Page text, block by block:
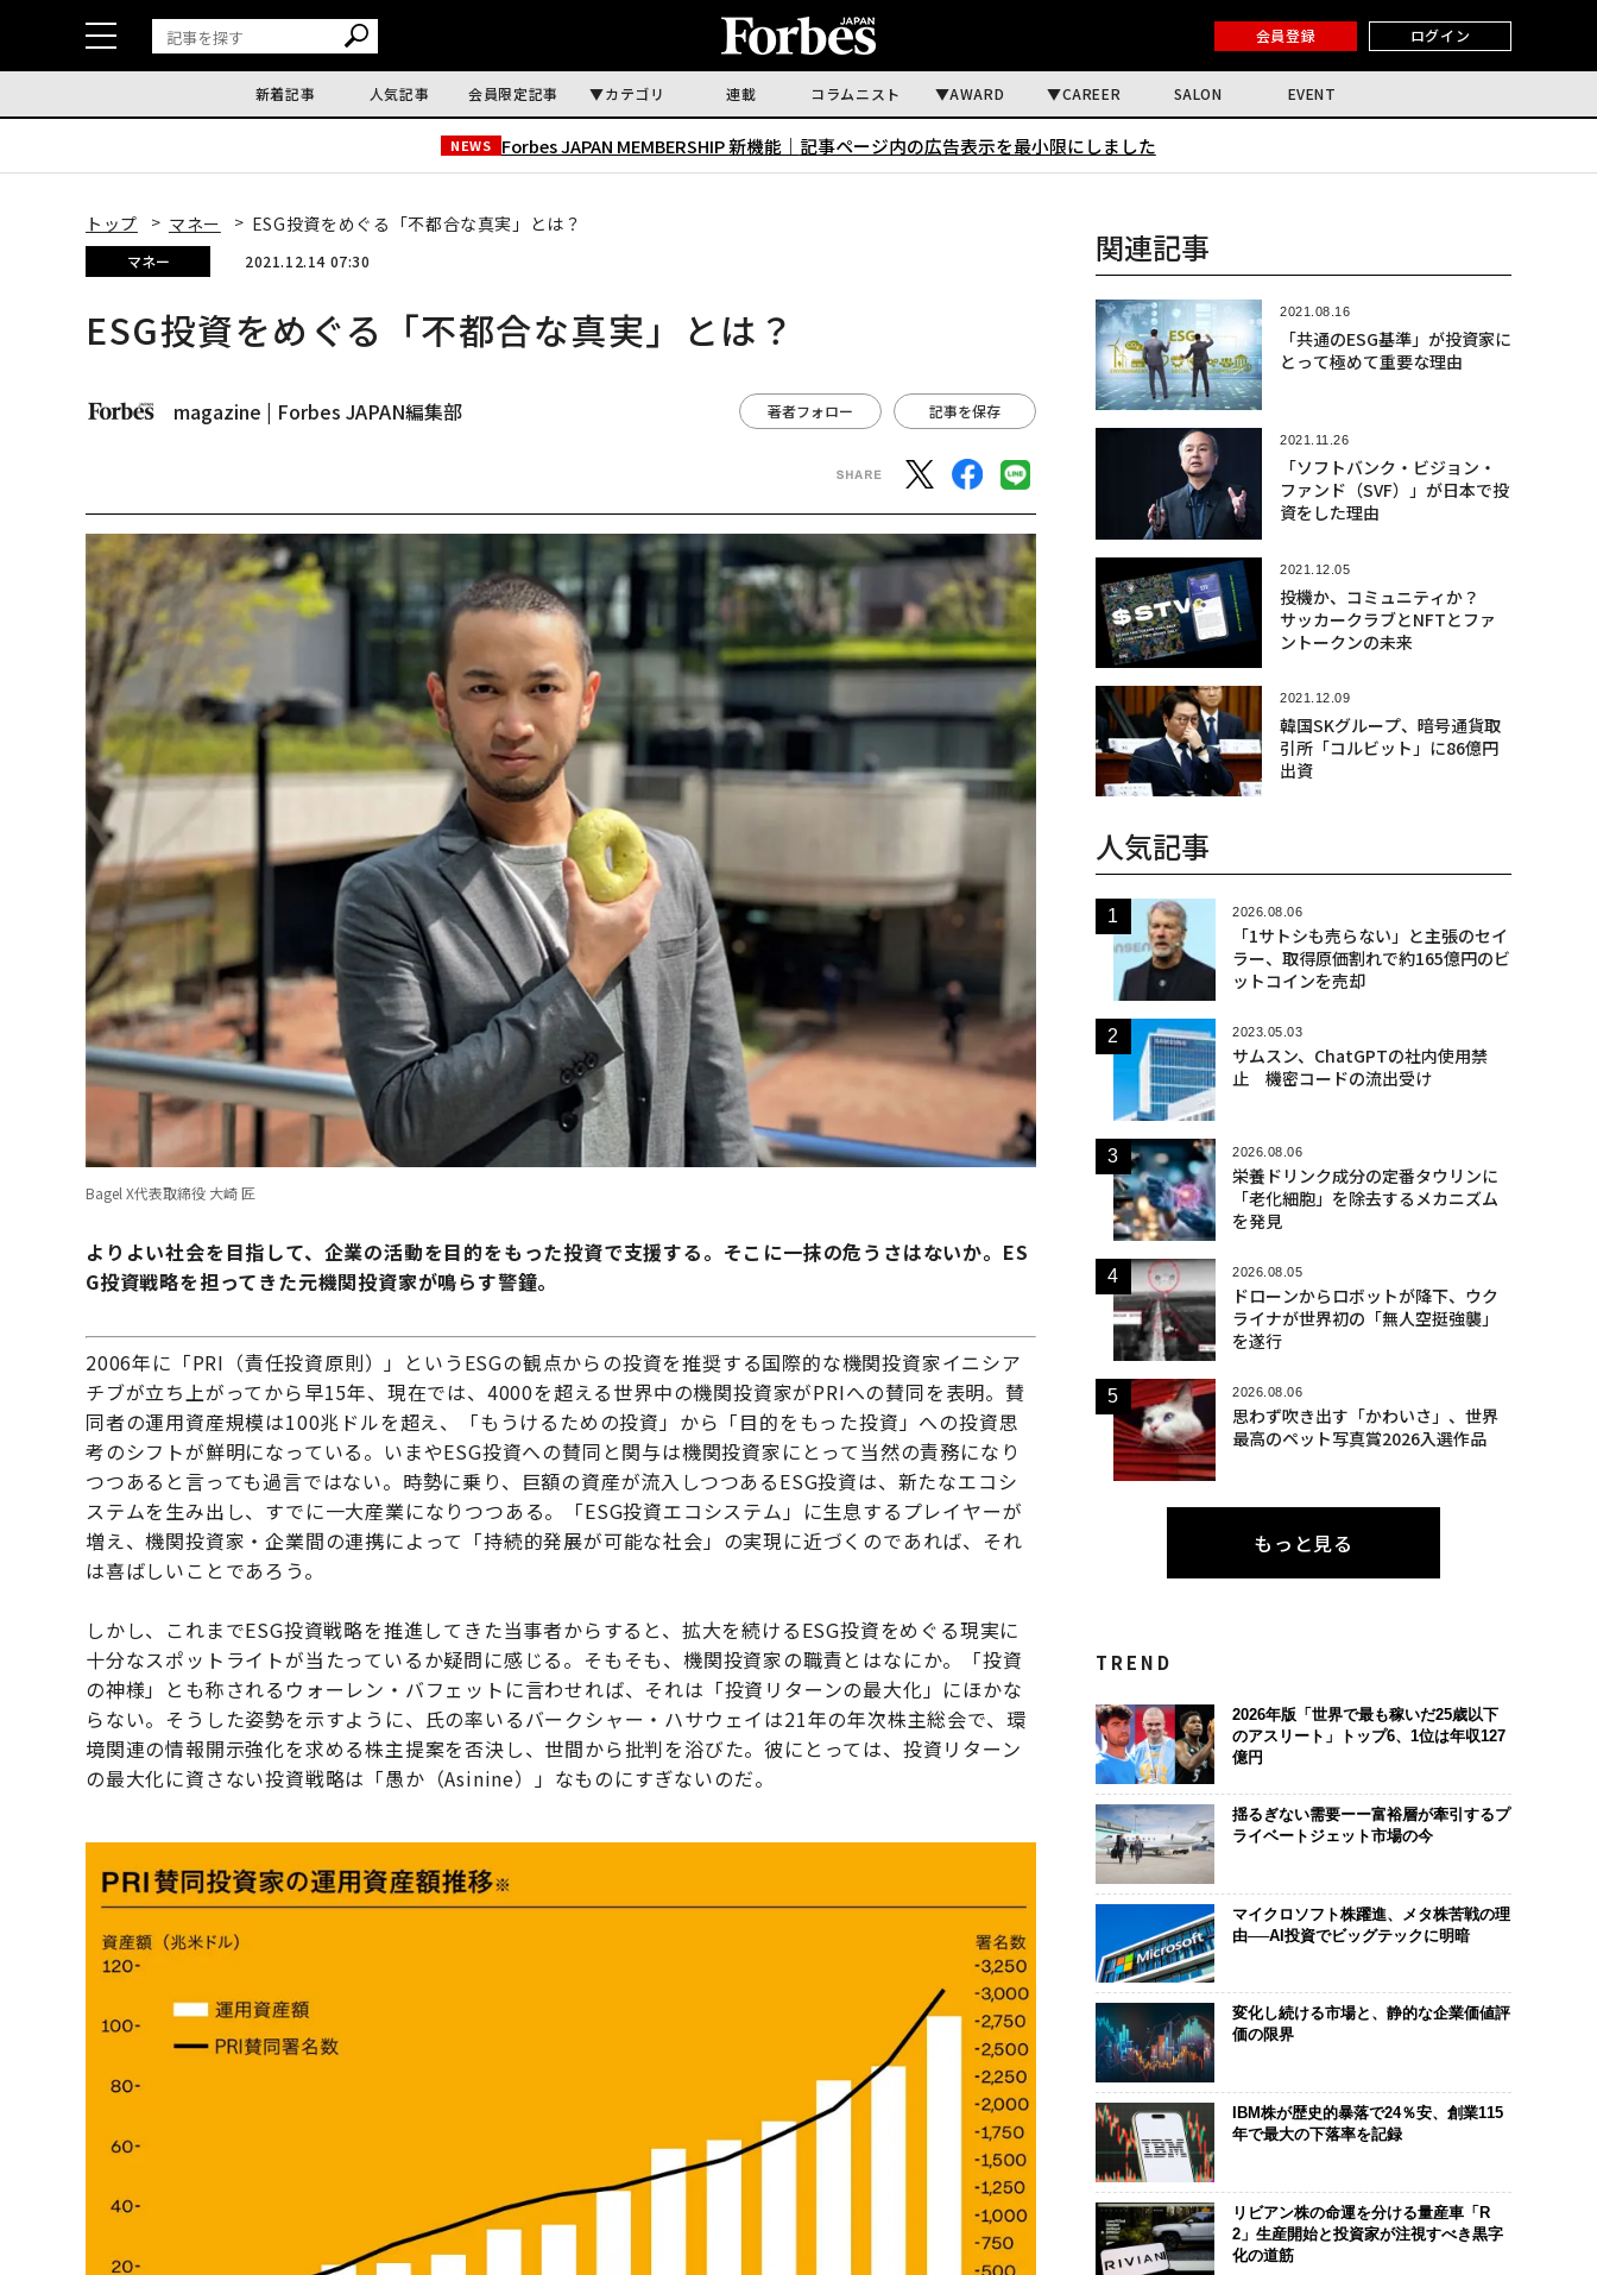
会員登録 ログイン
新着記事 人気記事 会員限定記事 カテゴリ 連載 コラムニスト AWARD CAREER SALON EVENT
NEWS Forbes JAPAN MEMBERSHIP 新機能｜ 記事ページ内の広告表示を最小限にしました
トップ マネー ESG投資をめぐる「不都合な真実」とは？
マネー 2021.12.14 07:30
ESG投資をめぐる「不都合な真実」とは？
magazine | Forbes JAPAN編集部 著者フォロー 記事を保存
Bagel X代表取締役 大崎 匠
よりよい社会を目指して、企業の活動を目的をもった投資で支援する。そこに一抹の危うさはないか。ES
G投資戦略を担ってきた元機関投資家が鳴らす警鐘。
2006年に「PRI（責任投資原則）」というESGの観点からの投資を推奨する国際的な機関投資家イニシア
チブが立ち上がってから早15年、現在では、4000を超える世界中の機関投資家がPRIへの賛同を表明。賛
同者の運用資産規模は100兆ドルを超え、「もうけるための投資」から「目的をもった投資」への投資思
考のシフトが鮮明になっている。いまやESG投資への賛同と関与は機関投資家にとって当然の責務になり
つつあると言っても過言ではない。時勢に乗り、巨額の資産が流入しつつあるESG投資は、新たなエコシ
ステムを生み出し、すでに一大産業になりつつある。「ESG投資エコシステム」に生息するプレイヤーが
増え、機関投資家・企業間の連携によって「持続的発展が可能な社会」の実現に近づくのであれば、それ
は喜ばしいことであろう。
しかし、これまでESG投資戦略を推進してきた当事者からすると、拡大を続けるESG投資をめぐる現実に
十分なスポットライトが当たっているか疑問に感じる。そもそも、機関投資家の職責とはなにか。「投資
の神様」とも称されるウォーレン・バフェットに言わせれば、それは「投資リターンの最大化」にほかな
らない。そうした姿勢を示すように、氏の率いるバークシャー・ハサウェイは21年の年次株主総会で、環
境関連の情報開示強化を求める株主提案を否決し、世間から批判を浴びた。彼にとっては、投資リターン
の最大化に資さない投資戦略は「愚か（Asinine）」なものにすぎないのだ。
関連記事
2021.08.16
「共通のESG基準」が投資家に
とって極めて重要な理由
2021.11.26
「ソフトバンク・ビジョン・
ファンド（SVF）」が日本で投
資をした理由
2021.12.05
投機か、コミュニティか？
サッカークラブとNFTとファ
ントークンの未来
2021.12.09
韓国SKグループ、暗号通貨取
引所「コルビット」に86億円
出資
人気記事
2026.08.06
「1サトシも売らない」と主張のセイ
ラー、取得原価割れで約165億円のビ
ットコインを売却
2023.05.03
サムスン、ChatGPTの社内使用禁
止 機密コードの流出受け
2026.08.06
栄養ドリンク成分の定番タウリンに
「老化細胞」を除去するメカニズム
を発見
2026.08.05
ドローンからロボットが降下、ウク
ライナが世界初の「無人空挺強襲」
を遂行
2026.08.06
思わず吹き出す「かわいさ」、世界
最高のペット写真賞2026入選作品
もっと見る
TREND
2026年版「世界で最も稼いだ25歳以下
のアスリート」トップ6、1位は年収127
億円
揺るぎない需要ーー富裕層が牽引するプ
ライベートジェット市場の今
マイクロソフト株躍進、メタ株苦戦の理
由──AI投資でビッグテックに明暗
変化し続ける市場と、静的な企業価値評
価の限界
IBM株が歴史的暴落で24％安、創業115
年で最大の下落率を記録
リビアン株の命運を分ける量産車「R
2」生産開始と投資家が注視すべき黒字
化の道筋